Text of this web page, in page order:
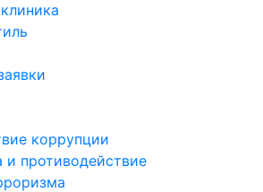
коррупции
и противодействие